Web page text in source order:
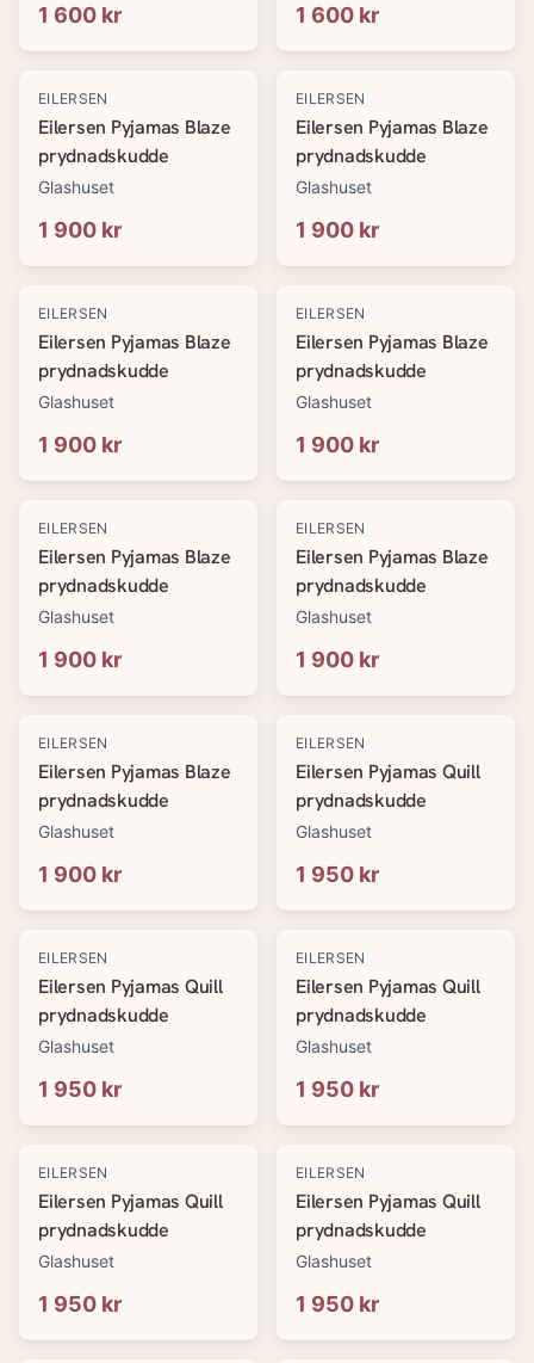
1 600 kr 1 600 kr
EILERSEN
Eilersen Pyjamas Blaze
prydnadskudde
Glashuset
1 900 kr
EILERSEN
Eilersen Pyjamas Blaze
prydnadskudde
Glashuset
1 900 kr
EILERSEN
Eilersen Pyjamas Blaze
prydnadskudde
Glashuset
1 900 kr
EILERSEN
Eilersen Pyjamas Blaze
prydnadskudde
Glashuset
1 900 kr
EILERSEN
Eilersen Pyjamas Blaze
prydnadskudde
Glashuset
1 900 kr
EILERSEN
Eilersen Pyjamas Blaze
prydnadskudde
Glashuset
1 900 kr
EILERSEN
Eilersen Pyjamas Blaze
prydnadskudde
Glashuset
1 900 kr
EILERSEN
Eilersen Pyjamas Quill
prydnadskudde
Glashuset
1 950 kr
EILERSEN
Eilersen Pyjamas Quill
prydnadskudde
Glashuset
1 950 kr
EILERSEN
Eilersen Pyjamas Quill
prydnadskudde
Glashuset
1 950 kr
EILERSEN
Eilersen Pyjamas Quill
prydnadskudde
Glashuset
1 950 kr
EILERSEN
Eilersen Pyjamas Quill
prydnadskudde
Glashuset
1 950 kr